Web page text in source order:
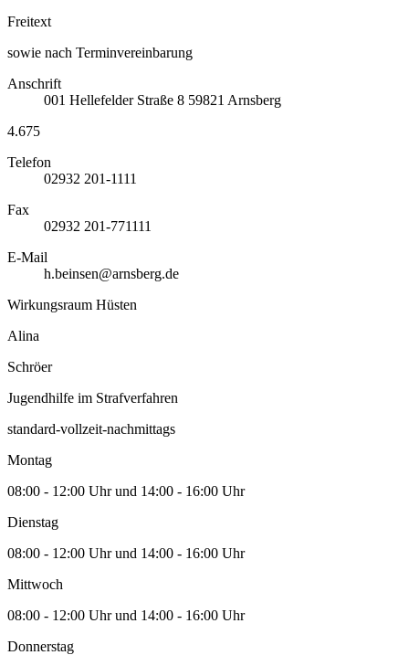
Freitext
sowie nach Terminvereinbarung
Anschrift
001 Hellefelder Straße 8 59821 Arnsberg
4.675
Telefon
02932 201-1111
Fax
02932 201-771111
E-Mail
h.beinsen@arnsberg.de
Wirkungsraum Hüsten
Alina
Schröer
Jugendhilfe im Strafverfahren
standard-vollzeit-nachmittags
Montag
08:00 - 12:00 Uhr und 14:00 - 16:00 Uhr
Dienstag
08:00 - 12:00 Uhr und 14:00 - 16:00 Uhr
Mittwoch
08:00 - 12:00 Uhr und 14:00 - 16:00 Uhr
Donnerstag